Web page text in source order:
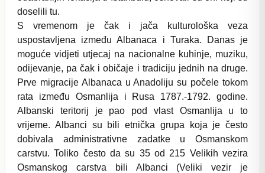
doselili tu.
S vremenom je čak i jača kulturološka veza
uspostavljena između Albanaca i Turaka. Danas je
moguće vidjeti utjecaj na nacionalne kuhinje, muziku,
odijevanje, pa čak i običaje i tradiciju jednih na druge.
Prve migracije Albanaca u Anadoliju su počele tokom
rata između Osmanlija i Rusa 1787.-1792. godine.
Albanski teritorij je pao pod vlast Osmanlija u to
vrijeme. Albanci su bili etnička grupa koja je često
dobivala administrativne zadatke u Osmanskom
carstvu. Toliko često da su 35 od 215 Velikih vezira
Osmanskog carstva bili Albanci (Veliki vezir je